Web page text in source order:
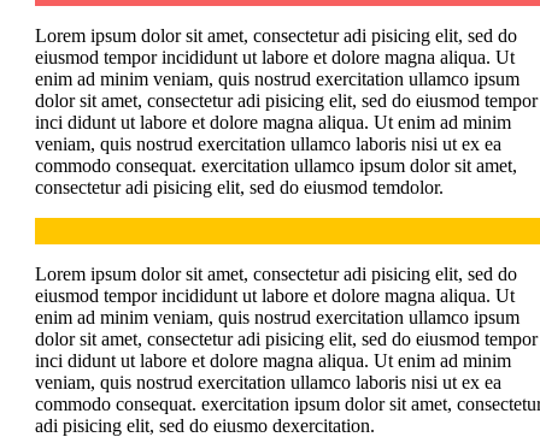
Lorem ipsum dolor sit amet, consectetur adi pisicing elit, sed do
eiusmod tempor incididunt ut labore et dolore magna aliqua. Ut
enim ad minim veniam, quis nostrud exercitation ullamco ipsum
dolor sit amet, consectetur adi pisicing elit, sed do eiusmod tempor
inci didunt ut labore et dolore magna aliqua. Ut enim ad minim
veniam, quis nostrud exercitation ullamco laboris nisi ut ex ea
commodo consequat. exercitation ullamco ipsum dolor sit amet,
consectetur adi pisicing elit, sed do eiusmod temdolor.
Lorem ipsum dolor sit amet, consectetur adi pisicing elit, sed do
eiusmod tempor incididunt ut labore et dolore magna aliqua. Ut
enim ad minim veniam, quis nostrud exercitation ullamco ipsum
dolor sit amet, consectetur adi pisicing elit, sed do eiusmod tempor
inci didunt ut labore et dolore magna aliqua. Ut enim ad minim
veniam, quis nostrud exercitation ullamco laboris nisi ut ex ea
commodo consequat. exercitation ipsum dolor sit amet,
adi pisicing elit, sed do eiusmo dexercitation.